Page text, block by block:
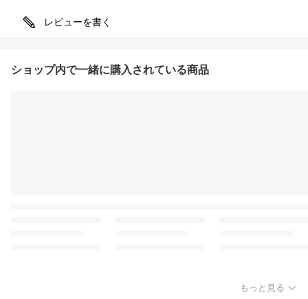
レビューを書く
ショップ内で一緒に購入されている商品
もっと見る